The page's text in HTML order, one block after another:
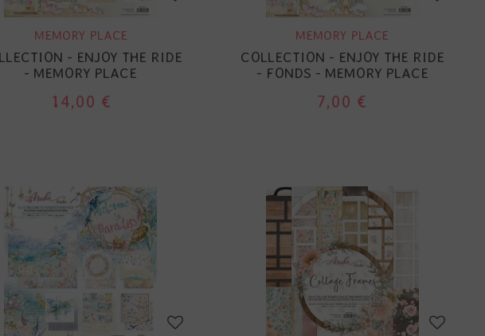
MEMORY PLACE
- ENJOY THE RIDE
- MEMORY PLACE
14,00 €
MEMORY PLACE
COLLECTION - ENJOY THE RIDE
- FONDS - MEMORY PLACE
7,00 €